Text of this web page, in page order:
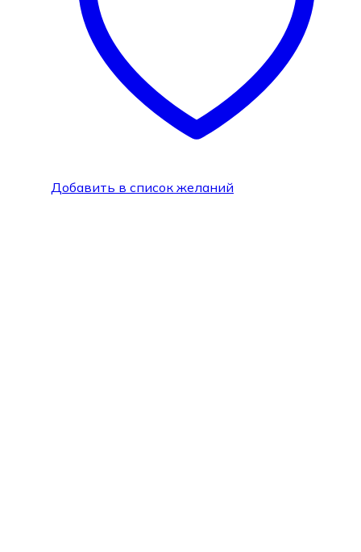
Добавить в список желаний